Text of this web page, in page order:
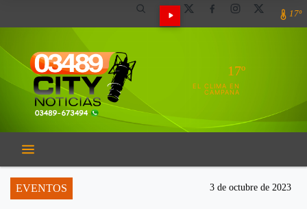
17º
17º
EL CLIMA EN
CAMPANA
EVENTOS 3 de octubre de 2023